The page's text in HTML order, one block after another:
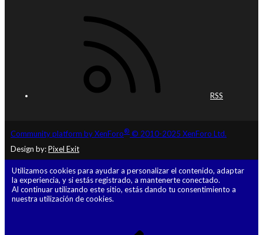
RSS
Community platform by XenForo® © 2010-2025 XenForo Ltd.
Design by:Pixel Exit
Utilizamos cookies para ayudar a personalizar el contenido, adaptar
la experiencia, y si estás registrado, a mantenerte conectado.
Al continuar utilizando este sitio, estás dando tu consentimiento a
nuestra utilización de cookies.